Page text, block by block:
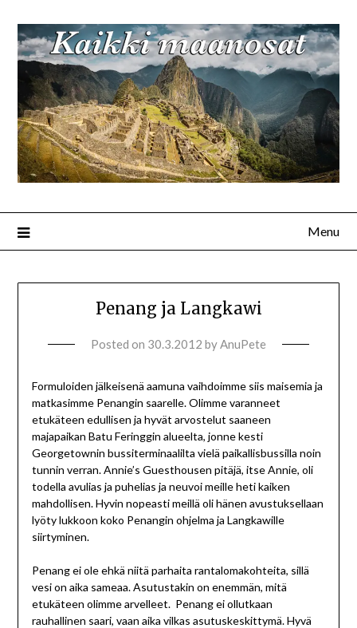
Menu
Penang ja Langkawi
Posted on 30.3.2012 byAnuPete
Formuloiden jälkeisenä aamuna vaihdoimme siis maisemia ja
matkasimme Penangin saarelle. Olimme varanneet
etukäteen edullisen ja hyvät arvostelut saaneen
majapaikan Batu Feringgin alueelta, jonne kesti
Georgetownin bussiterminaalilta vielä paikallisbussilla noin
tunnin verran. Annie’s Guesthousen pitäjä, itse Annie, oli
todella avulias ja puhelias ja neuvoi meille heti kaiken
mahdollisen. Hyvin nopeasti meillä oli hänen avustuksellaan
lyöty lukkoon koko Penangin ohjelma ja Langkawille
siirtyminen.
Penang ei ole ehkä niitä parhaita rantalomakohteita, sillä
vesi on aika sameaa. Asutustakin on enemmän, mitä
etukäteen olimme arvelleet. Penang ei ollutkaan
rauhallinen saari, vaan aika vilkas asutuskeskittymä. Hyvä